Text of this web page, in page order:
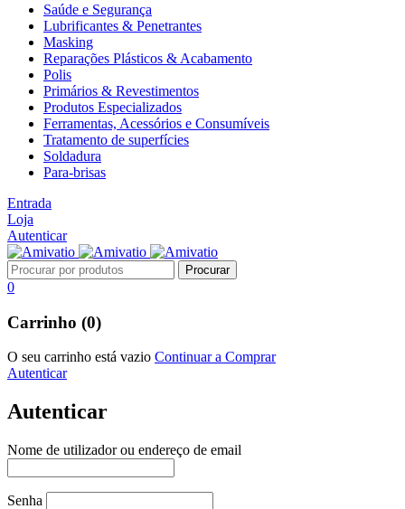
Saúde e Segurança
Lubrificantes & Penetrantes
Masking
Reparações Plásticos & Acabamento
Polis
Primários & Revestimentos
Produtos Especializados
Ferramentas, Acessórios e Consumíveis
Tratamento de superfícies
Soldadura
Para-brisas
Entrada
Loja
Autenticar
0
Carrinho (0)
O seu carrinho está vazio Continuar a Comprar
Autenticar
Autenticar
Nome de utilizador ou endereço de email
Senha